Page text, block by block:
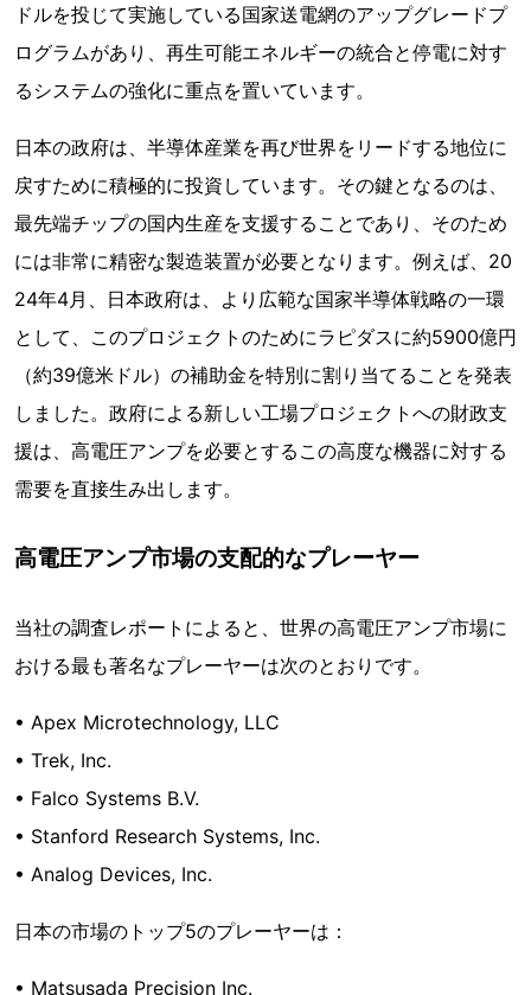
ドルを投じて実施している国家送電網のアップグレードプ
ログラムがあり、再生可能エネルギーの統合と停電に対す
るシステムの強化に重点を置いています。
日本の政府は、半導体産業を再び世界をリードする地位に
戻すために積極的に投資しています。その鍵となるのは、
最先端チップの国内生産を支援することであり、そのため
には非常に精密な製造装置が必要となります。例えば、20
24年4月、日本政府は、より広範な国家半導体戦略の一環
として、このプロジェクトのためにラピダスに約5900億円
（約39億米ドル）の補助金を特別に割り当てることを発表
しました。政府による新しい工場プロジェクトへの財政支
援は、高電圧アンプを必要とするこの高度な機器に対する
需要を直接生み出します。
高電圧アンプ市場の支配的なプレーヤー
当社の調査レポートによると、世界の高電圧アンプ市場に
おける最も著名なプレーヤーは次のとおりです。
• Apex Microtechnology, LLC
• Trek, Inc.
• Falco Systems B.V.
• Stanford Research Systems, Inc.
• Analog Devices, Inc.
日本の市場のトップ5のプレーヤーは：
• Matsusada Precision Inc.